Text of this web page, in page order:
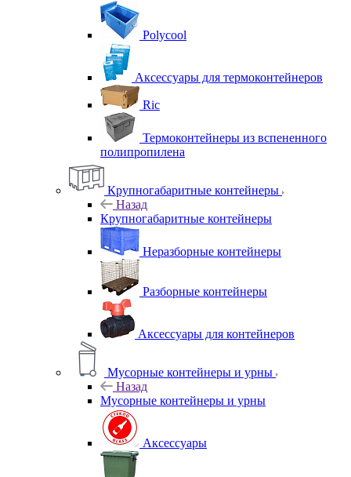
Polycool
Аксессуары для термоконтейнеров
Ric
Термоконтейнеры из вспененного
полипропилена
Крупногабаритные контейнеры
Назад
Крупногабаритные контейнеры
Неразборные контейнеры
Разборные контейнеры
Аксессуары для контейнеров
Мусорные контейнеры и урны
Назад
Мусорные контейнеры и урны
Аксессуары